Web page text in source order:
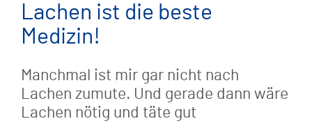
Lachen ist die beste
Medizin!
Manchmal ist mir gar nicht nach
Lachen zumute. Und gerade dann wäre
Lachen nötig und täte gut